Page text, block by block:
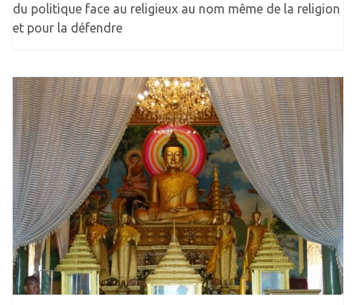
du politique face au religieux au nom même de la religion
et pour la défendre